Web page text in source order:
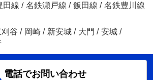
田線 / 名鉄瀬戸線 / 飯田線 / 名鉄豊川線
谷 / 岡崎 / 新安城 / 大門 / 安城 /
電話でお問い合わせ